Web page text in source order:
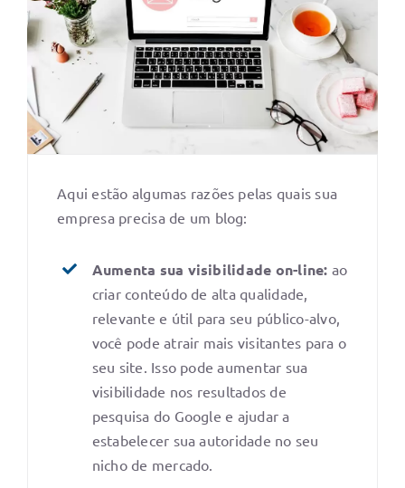
Aqui estão algumas razões pelas quais sua
empresa precisa de um blog:
Aumenta sua visibilidade on-line: ao
criar conteúdo de alta qualidade,
relevante e útil para seu público-alvo,
você pode atrair mais visitantes para o
seu site. Isso pode aumentar sua
visibilidade nos resultados de
pesquisa do Google e ajudar a
estabelecer sua autoridade no seu
nicho de mercado.